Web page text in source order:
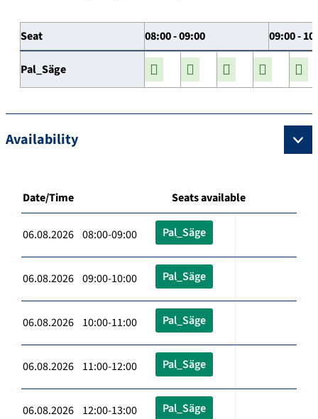
Seat 08:00 - 09:00 09:00 -
Pal_Säge
Availability
Date/Time Seats available
06.08.2026 08:00-09:00 Pal_Säge
06.08.2026 09:00-10:00 Pal_Säge
06.08.2026 10:00-11:00 Pal_Säge
06.08.2026 11:00-12:00 Pal_Säge
06.08.2026 12:00-13:00 Pal_Säge